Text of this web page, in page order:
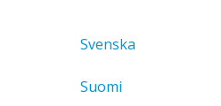
Svenska
Suomi